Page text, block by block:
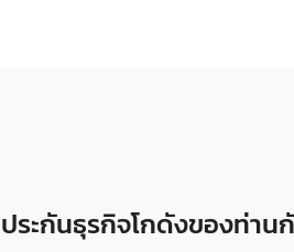
ระกันธุรกิจโกดังของท่าน